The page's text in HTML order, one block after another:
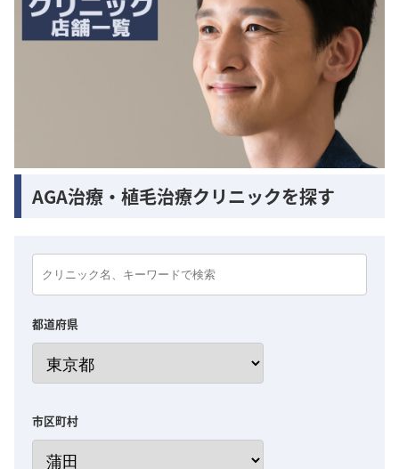
AGA治療・植毛治療クリニックを探す
都道府県
市区町村